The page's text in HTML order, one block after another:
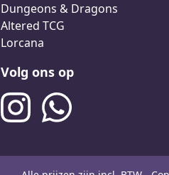
Dungeons & Dragons
Altered TCG
Lorcana
Volg ons op